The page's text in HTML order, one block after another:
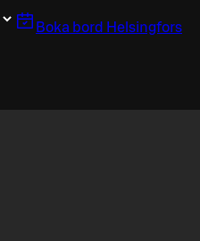
Boka bord Helsingfors